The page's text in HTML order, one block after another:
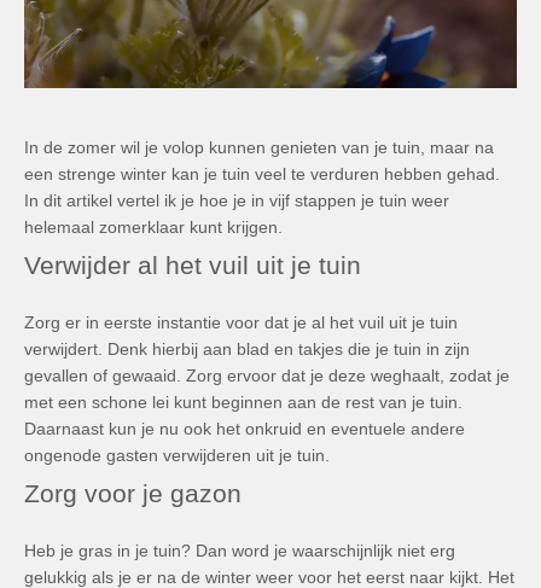
In de zomer wil je volop kunnen genieten van je tuin, maar na
een strenge winter kan je tuin veel te verduren hebben gehad.
In dit artikel vertel ik je hoe je in vijf stappen je tuin weer
helemaal zomerklaar kunt krijgen.
Verwijder al het vuil uit je tuin
Zorg er in eerste instantie voor dat je al het vuil uit je tuin
verwijdert. Denk hierbij aan blad en takjes die je tuin in zijn
gevallen of gewaaid. Zorg ervoor dat je deze weghaalt, zodat je
met een schone lei kunt beginnen aan de rest van je tuin.
Daarnaast kun je nu ook het onkruid en eventuele andere
ongenode gasten verwijderen uit je tuin.
Zorg voor je gazon
Heb je gras in je tuin? Dan word je waarschijnlijk niet erg
gelukkig als je er na de winter weer voor het eerst naar kijkt. Het